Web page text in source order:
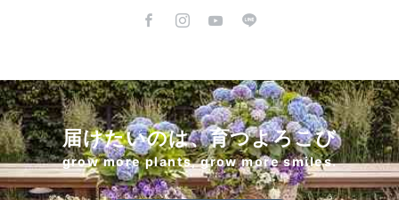
届けたいのは、育つよろこび
grow more plants, grow more smiles.